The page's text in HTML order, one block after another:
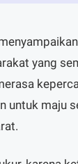
yang
untuk maju